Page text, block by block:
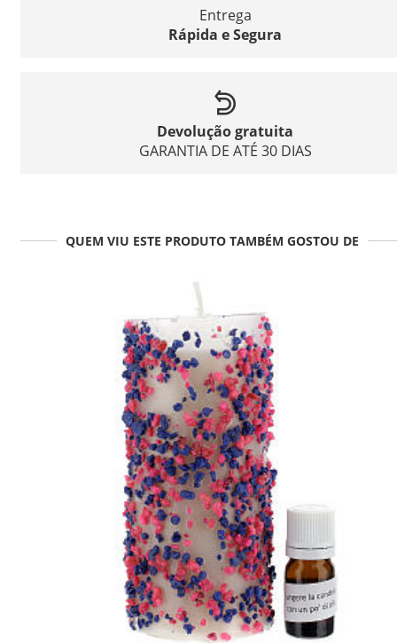
Entrega
Rápida e Segura
Devolução gratuita
GARANTIA DE ATÉ 30 DIAS
QUEM VIU ESTE PRODUTO TAMBÉM GOSTOU DE